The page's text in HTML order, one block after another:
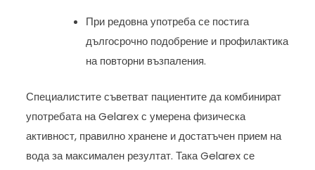
При редовна употреба се постига
дългосрочно подобрение и профилактика
на повторни възпаления.
Специалистите съветват пациентите да комбинират
употребата на Gelarex с умерена физическа
активност, правилно хранене и достатъчен прием на
вода за максимален резултат. Така Gelarex се